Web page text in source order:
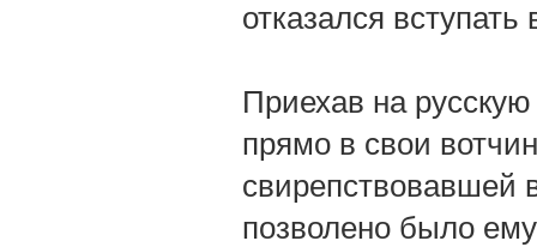
отказался
Приехав на
прямо в свои
свирепствовавшей
позволено было